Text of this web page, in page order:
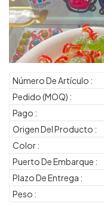
Número De Artículo :
Pedido (MOQ) :
Pago :
Origen Del Producto :
Color :
Puerto De Embarque :
Plazo De Entrega :
Peso :